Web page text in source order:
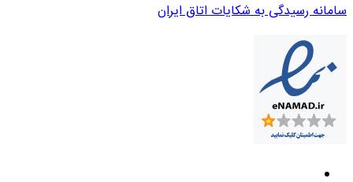
سامانه رسیدگی به شکایات اتاق ایران